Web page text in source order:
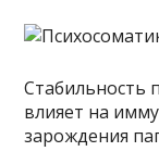
Стабильность
влияет на
зарождения